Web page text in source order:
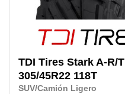
TDI Tires Stark A-R/T
305/45R22 118T
SUV/Camión Ligero